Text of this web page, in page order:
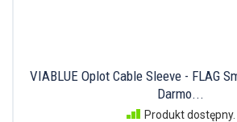
VIABLUE Oplot Cable Sleeve - FLAG
Darmo...
Produkt dostępny.